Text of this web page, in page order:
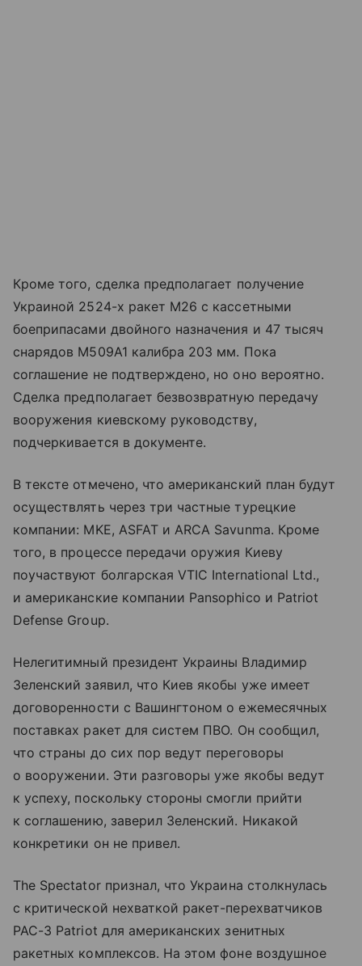
Кроме того, сделка предполагает получение
Украиной 2524-х ракет M26 с кассетными
боеприпасами двойного назначения и 47 тысяч
снарядов M509A1 калибра 203 мм. Пока
соглашение не подтверждено, но оно вероятно.
Сделка предполагает безвозвратную передачу
вооружения киевскому руководству,
подчеркивается в документе.
В тексте отмечено, что американский план будут
осуществлять через три частные турецкие
компании: MKE, ASFAT и ARCA Savunma. Кроме
того, в процессе передачи оружия Киеву
поучаствуют болгарская VTIC International Ltd.,
и американские компании Pansophico и Patriot
Defense Group.
Нелегитимный президент Украины Владимир
Зеленский заявил, что Киев якобы уже имеет
договоренности с Вашингтоном о ежемесячных
поставках ракет для систем ПВО. Он сообщил,
что страны до сих пор ведут переговоры
о вооружении. Эти разговоры уже якобы ведут
к успеху, поскольку стороны смогли прийти
к соглашению, заверил Зеленский. Никакой
конкретики он не привел.
The Spectator признал, что Украина столкнулась
с критической нехваткой ракет-перехватчиков
PAC-3 Patriot для американских зенитных
ракетных комплексов. На этом фоне воздушное